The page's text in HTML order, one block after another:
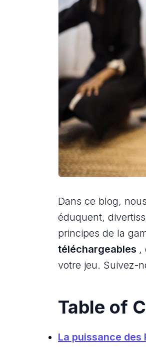
Dans ce blog,
éduquent,
principes de la
téléchargeables ,
votre jeu. Suivez-
Table of
La puissance